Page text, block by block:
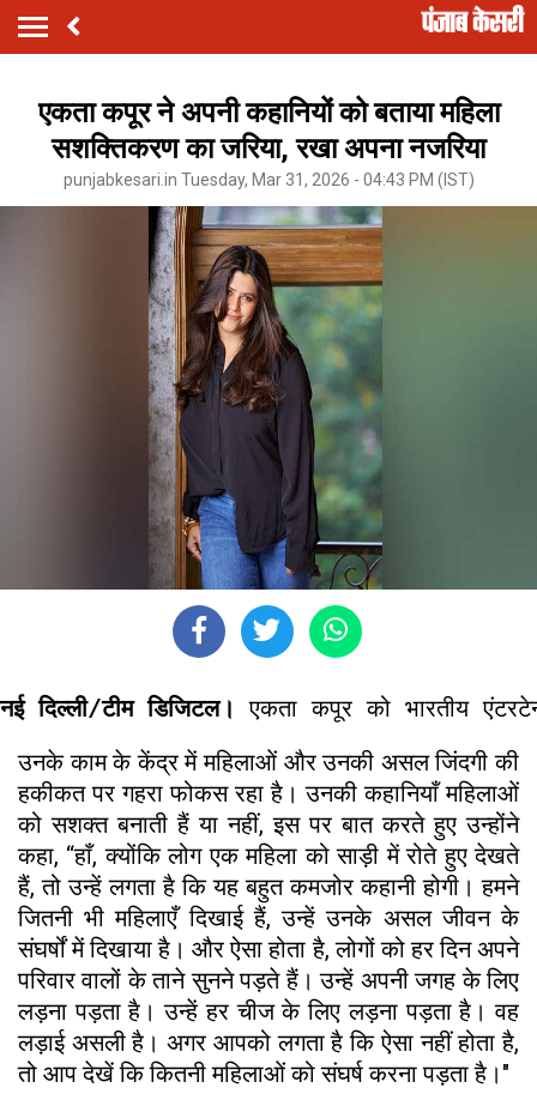
एकता कपूर ने अपनी कहानियों को बताया महिला
सशक्तिकरण का जरिया, रखा अपना नजरिया
punjabkesari.in Tuesday, Mar 31, 2026 - 04:43 PM (IST)
नई दिल्ली/टीम डिजिटल। एकता कपूर को भारतीय
उनके काम के केंद्र में महिलाओं और उनकी असल जिंदगी की
हकीकत पर गहरा फोकस रहा है। उनकी कहानियाँ महिलाओं
को सशक्त बनाती हैं या नहीं, इस पर बात करते हुए उन्होंने
कहा, “हाँ, क्योंकि लोग एक महिला को साड़ी में रोते हुए देखते
हैं, तो उन्हें लगता है कि यह बहुत कमजोर कहानी होगी। हमने
जितनी भी महिलाएँ दिखाई हैं, उन्हें उनके असल जीवन के
संघर्षों में दिखाया है। और ऐसा होता है, लोगों को हर दिन अपने
परिवार वालों के ताने सुनने पड़ते हैं। उन्हें अपनी जगह के लिए
लड़ना पड़ता है। उन्हें हर चीज के लिए लड़ना पड़ता है। वह
लड़ाई असली है। अगर आपको लगता है कि ऐसा नहीं होता है,
तो आप देखें कि कितनी महिलाओं को संघर्ष करना पड़ता है।"